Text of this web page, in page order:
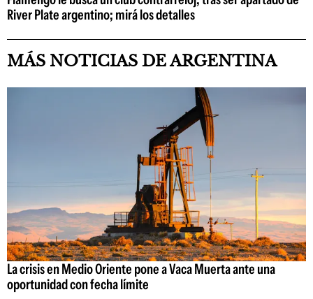
River Plate argentino; mirá los detalles
MÁS NOTICIAS DE ARGENTINA
La crisis en Medio Oriente pone a Vaca Muerta ante una
oportunidad con fecha límite